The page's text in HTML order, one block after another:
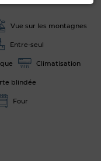
Vue sur les montagnes
Entre-seul
Climatisation
blindée
Four